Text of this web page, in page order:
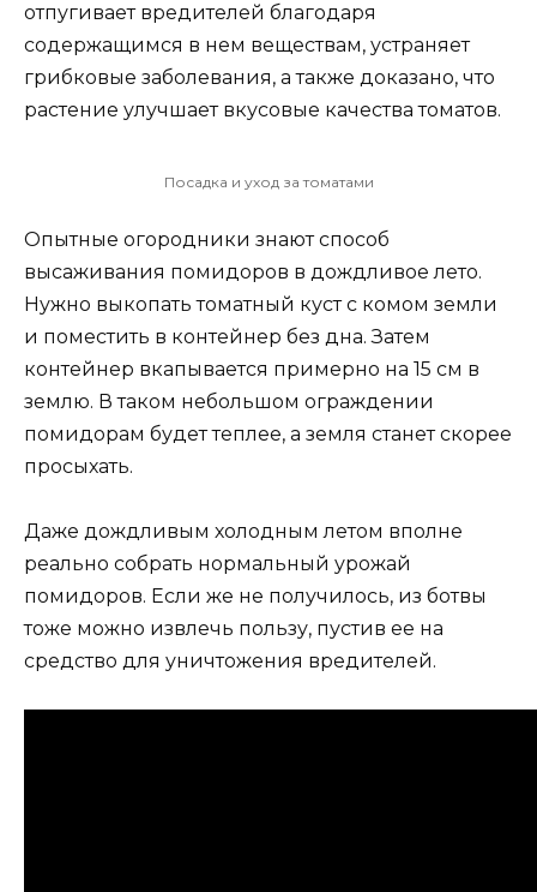
отпугивает вредителей благодаря
содержащимся в нем веществам, устраняет
грибковые заболевания, а также доказано, что
растение улучшает вкусовые качества томатов.
Посадка и уход за томатами
Опытные огородники знают способ
высаживания помидоров в дождливое лето.
Нужно выкопать томатный куст с комом земли
и поместить в контейнер без дна. Затем
контейнер вкапывается примерно на 15 см в
землю. В таком небольшом ограждении
помидорам будет теплее, а земля станет скорее
просыхать.
Даже дождливым холодным летом вполне
реально собрать нормальный урожай
помидоров. Если же не получилось, из ботвы
тоже можно извлечь пользу, пустив ее на
средство для уничтожения вредителей.